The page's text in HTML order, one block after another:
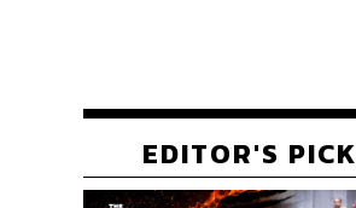
EDITOR'S PICK